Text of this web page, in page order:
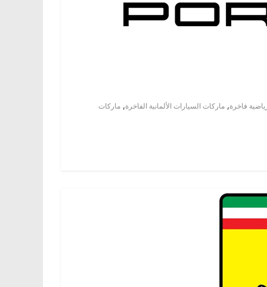
فاخرة, ماركات السيارات الألمانية الفاخرة, ماركات